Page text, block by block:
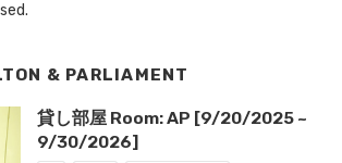
& PARLIAMENT
貸し部屋 Room: AP [9/20/2025 ~
9/30/2026]